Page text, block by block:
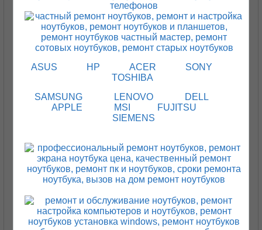
ASUS HP ACER
SONY
TOSHIBA
SAMSUNG
LENOVO
DELL
APPLE
MSI
FUJITSU
SIEMENS